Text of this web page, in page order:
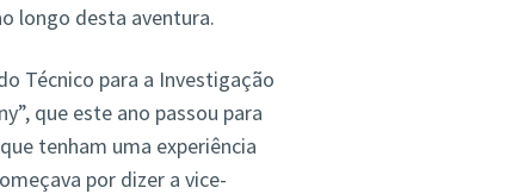
longo desta aventura.
Técnico para a Investigação
que este ano passou para
tenham uma experiência
por dizer a vice-